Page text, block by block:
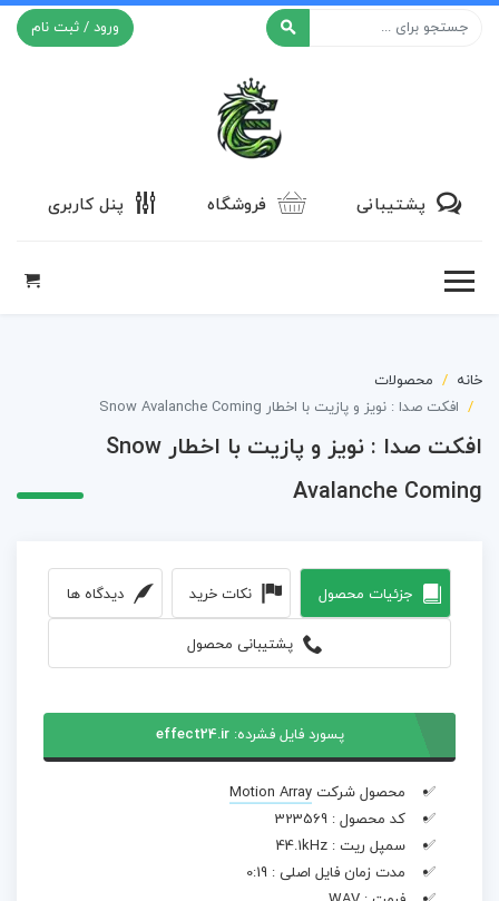
ورود / ثبت نام
پشتیبانی فروشگاه پنل کاربری
خانه
محصولات
افکت صدا : نویز و پازیت با اخطار Snow Avalanche Coming
افکت صدا : نویز و پازیت با اخطار Snow
Avalanche Coming
جزئیات محصول نکات خرید دیدگاه ها
پشتیبانی محصول
پسورد فایل فشرده:effect24.ir
محصول شرکت Motion Array
کد محصول : 323569
سمپل ریت : 44.1kHz
مدت زمان فایل اصلی : 0:19